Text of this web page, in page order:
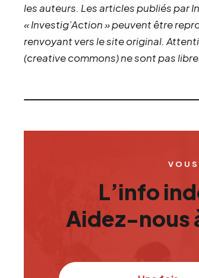
les auteurs. Les articles publiés par
« Investig’Action » peuvent être
renvoyant vers le site original.
(creative commons) ne sont pas
L’info
Aidez-nous